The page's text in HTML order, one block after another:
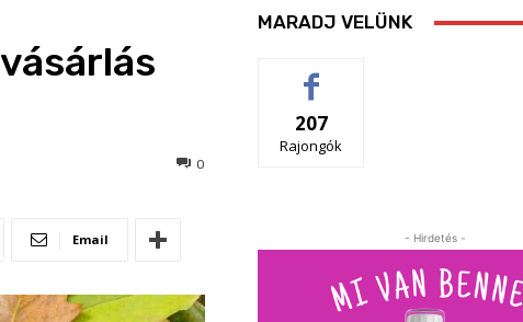
0
Email
MARADJ VELÜNK
207
Rajongók
- Hirdetés -